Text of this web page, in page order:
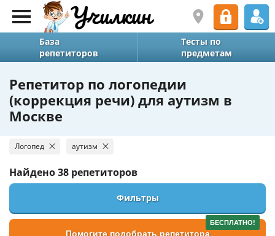
База
репетиторов
Тесты по
предметам
Репетитор по логопедии
(коррекция речи) для аутизм в
Москве
Логопед аутизм
Найдено38 репетиторов
Фильтры
БЕСПЛАТНО!
Помогите подобрать репетитора